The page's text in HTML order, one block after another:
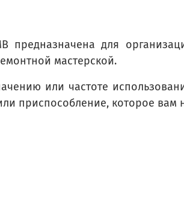
предназначена для
мастерской.
или частоте
приспособление, которое